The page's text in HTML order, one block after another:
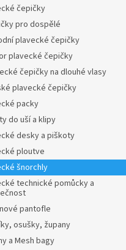
čepičky
pro dospělé
plavecké čepičky
plavecké čepičky
čepičky na dlouhé vlasy
plavecké čepičky
packy
do uší a klipy
desky a piškoty
ploutve
šnorchly
technické pomůcky a
pantofle
osušky, župany
a Mesh bagy